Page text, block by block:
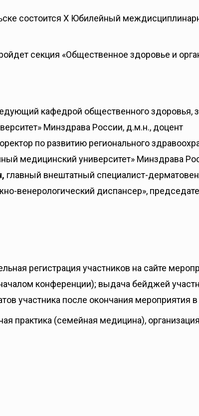
состоится X Юбилейный
секция «Общественное здоровье и
кафедрой общественного здоровья,
Минздрава России, д.м.н., доцент
по развитию регионального
медицинский университет» Минздрава
главный внештатный специалист-
венерологический диспансер»,
регистрация участников на сайте
конференции); выдача бейджей
участника после окончания мероприятия
практика (семейная медицина),